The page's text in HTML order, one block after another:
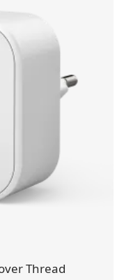
Thread